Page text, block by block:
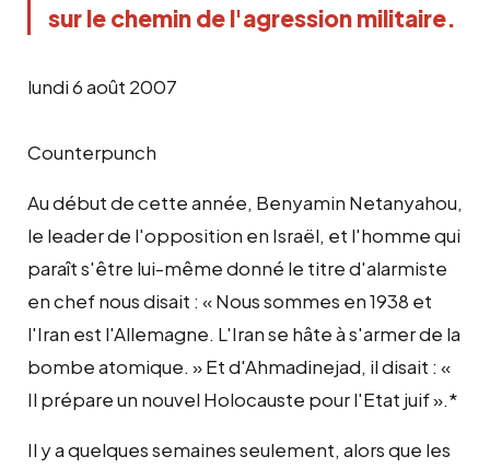
sur le chemin de l'agression militaire.
lundi 6 août 2007
Counterpunch
Au début de cette année, Benyamin Netanyahou,
le leader de l'opposition en Israël, et l'homme qui
paraît s'être lui-même donné le titre d'alarmiste
en chef nous disait : « Nous sommes en 1938 et
l'Iran est l'Allemagne. L'Iran se hâte à s'armer de la
bombe atomique. » Et d'Ahmadinejad, il disait : «
Il prépare un nouvel Holocauste pour l'Etat juif ».*
Il y a quelques semaines seulement, alors que les